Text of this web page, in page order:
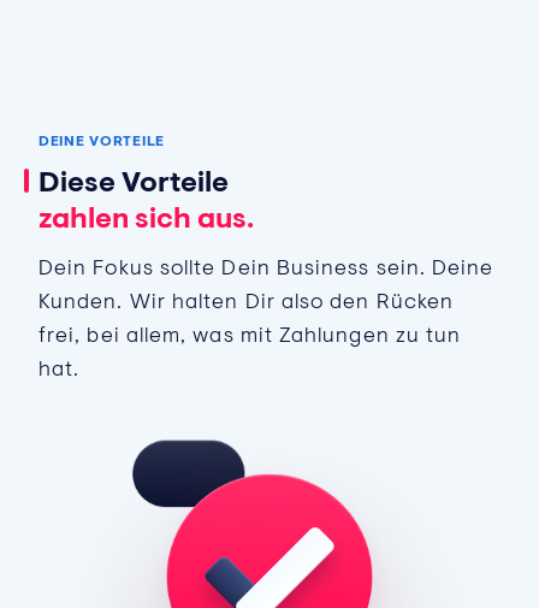
DEINE VORTEILE
Diese Vorteile
zahlen sich aus.
Dein Fokus sollte Dein Business sein. Deine
Kunden. Wir halten Dir also den Rücken
frei, bei allem, was mit Zahlungen zu tun
hat.